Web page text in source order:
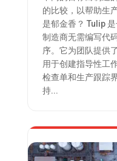
的比较，以帮助生
是郁金香？ Tulip
制造商无需编写代
序。它为团队提供
用于创建指导性工
检查单和生产跟踪
持...